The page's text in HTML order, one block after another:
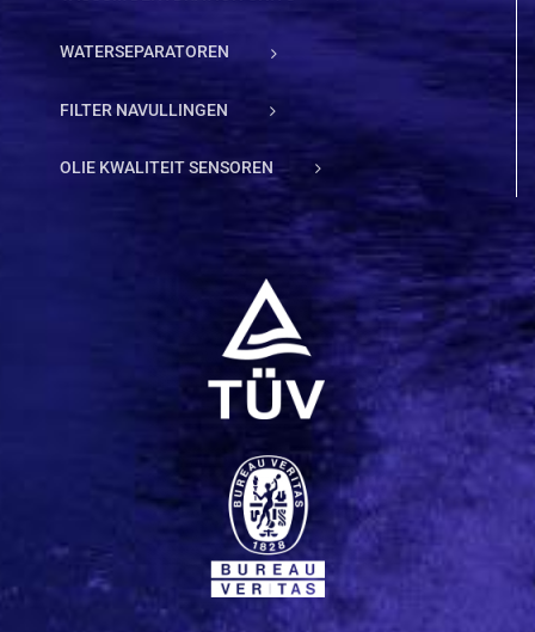
WATERSEPARATOREN
FILTER NAVULLINGEN
OLIE KWALITEIT SENSOREN